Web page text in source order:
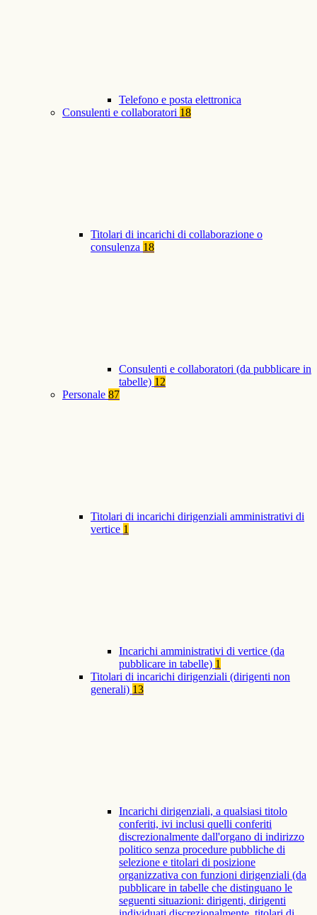
Telefono e posta elettronica
Consulenti e collaboratori 18
Titolari di incarichi di collaborazione o
consulenza 18
Consulenti e collaboratori (da pubblicare in
tabelle) 12
Personale 87
Titolari di incarichi dirigenziali amministrativi di
vertice 1
Incarichi amministrativi di vertice (da
pubblicare in tabelle) 1
Titolari di incarichi dirigenziali (dirigenti non
generali) 13
Incarichi dirigenziali, a qualsiasi titolo
conferiti, ivi inclusi quelli conferiti
discrezionalmente dall'organo di indirizzo
politico senza procedure pubbliche di
selezione e titolari di posizione
organizzativa con funzioni dirigenziali (da
pubblicare in tabelle che distinguano le
seguenti situazioni: dirigenti, dirigenti